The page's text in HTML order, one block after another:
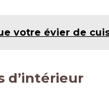
votre évier de
d’intérieur